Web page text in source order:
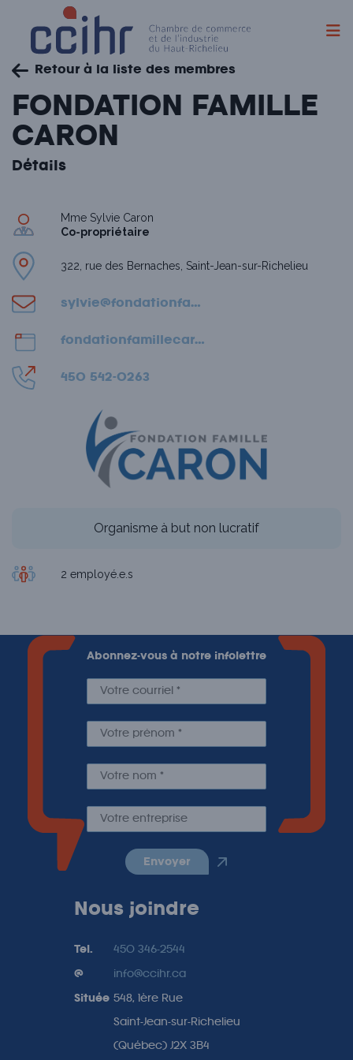
Skip
content
Retour à la liste des membres
FONDATION FAMILLE
CARON
Détails
Mme Sylvie Caron
Co-propriétaire
322, rue des Bernaches, Saint-Jean-sur-Richelieu
sylvie@fondationfamillecaron.com
fondationfamillecaron.com/
450 542-0263
Organisme à but non lucratif
2 employé.e.s
Abonnez-vous à notre infolettre
envoyer
Nous joindre
Tel. 450 346-2544
@ info@ccihr.ca
Située 548, 1ère Rue
Saint-Jean-sur-Richelieu
(Québec) J2X 3B4